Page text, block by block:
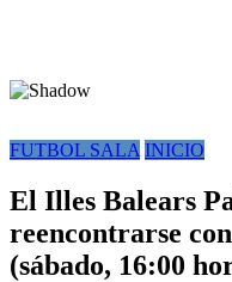
FUTBOL SALA INICIO
El Illes Balears
reencontrarse
(sábado, 16:00